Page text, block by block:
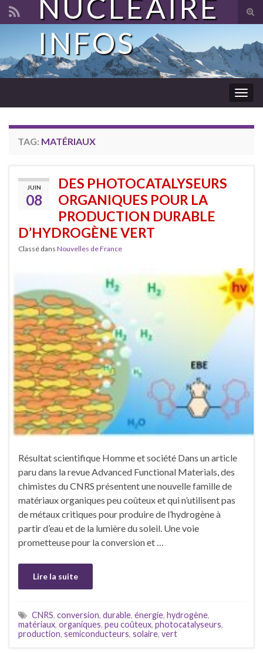
Search for:
NUCLÉAIRE
INFOS
TAG: MATÉRIAUX
JUIN
08
DES PHOTOCATALYSEURS
ORGANIQUES POUR LA
PRODUCTION DURABLE
D’HYDROGÈNE VERT
Classé dans Nouvelles de France
Résultat scientifique Homme et société Dans un article
paru dans la revue Advanced Functional Materials, des
chimistes du CNRS présentent une nouvelle famille de
matériaux organiques peu coûteux et qui n’utilisent pas
de métaux critiques pour produire de l’hydrogène à
partir d’eau et de la lumière du soleil. Une voie
prometteuse pour la conversion et …
Lire la suite
CNRS, conversion, durable, énergie, hydrogène,
matériaux, organiques, peu coûteux, photocatalyseurs,
production, semiconducteurs, solaire, vert